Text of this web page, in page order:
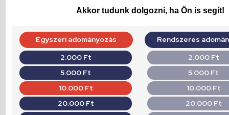
Akkor tudunk dolgozni, ha Ön is segít!